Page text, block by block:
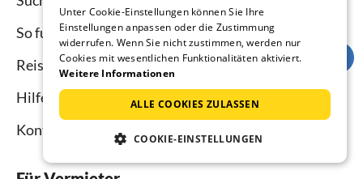
So funktioniert`s
Reisemagazin
Hilfe Urlauber
Kontakt
Unter Cookie-Einstellungen können Sie Ihre
Einstellungen anpassen oder die Zustimmung
widerrufen. Wenn Sie nicht zustimmen, werden nur
Cookies mit wesentlichen Funktionalitäten aktiviert.
Weitere Informationen
ALLE COOKIES ZULASSEN
COOKIE-EINSTELLUNGEN